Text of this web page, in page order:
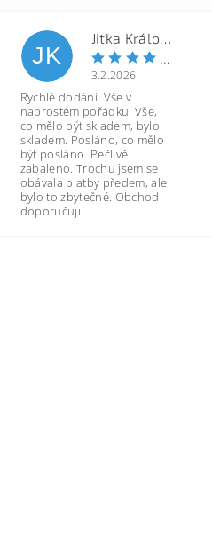
JK
3.2.2026
Rychlé dodání. Vše v
naprostém pořádku. Vše,
co mělo být skladem, bylo
skladem. Posláno, co mělo
být posláno. Pečlivě
zabaleno. Trochu jsem se
obávala platby předem, ale
bylo to zbytečné. Obchod
doporučuji.